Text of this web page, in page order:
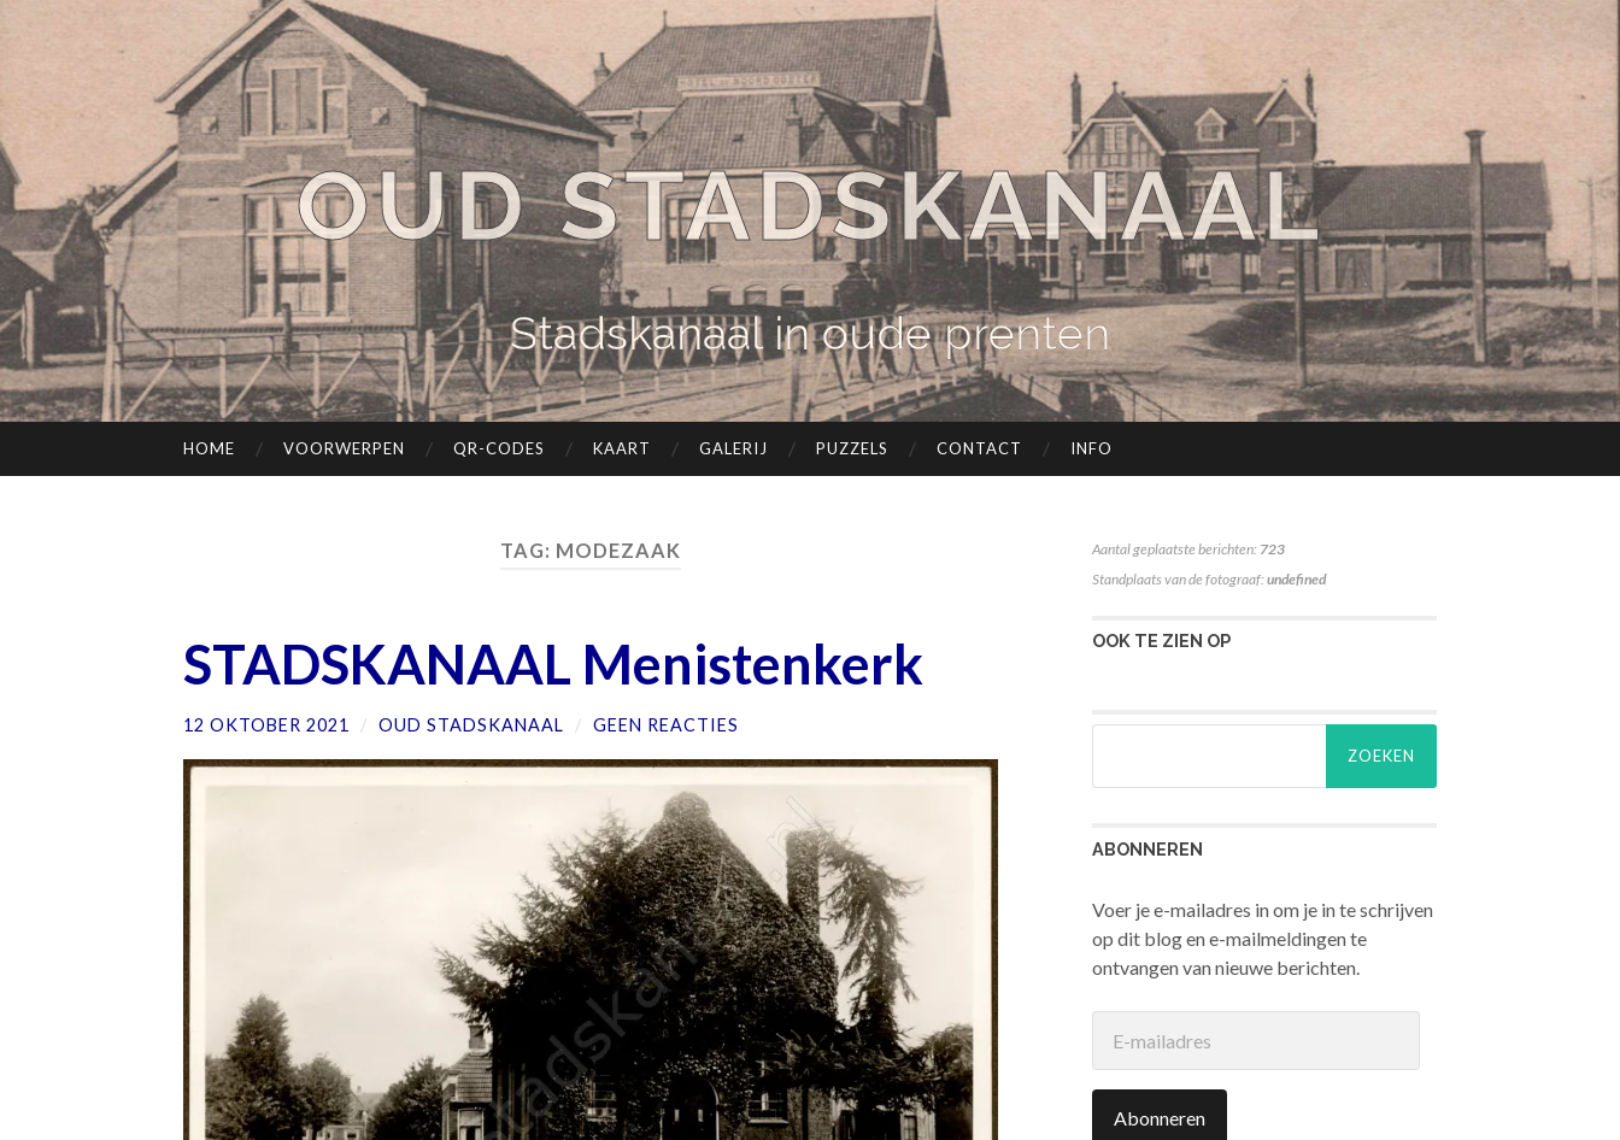
OUD STADSKANAAL
Stadskanaal in oude prenten
HOME VOORWERPEN QR-CODES KAART GALERIJ PUZZELS CONTACT INFO
TAG: MODEZAAK
STADSKANAAL Menistenkerk
12 OKTOBER 2021 / OUD STADSKANAAL / GEEN REACTIES
Aantal geplaatste berichten: 723
Standplaats van de fotograaf:undefined
OOK TE ZIEN OP
ABONNEREN
Voer je e-mailadres in om je in te schrijven
op dit blog en e-mailmeldingen te
ontvangen van nieuwe berichten.
mailadres
Abonneren